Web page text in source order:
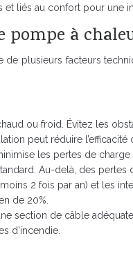
liés au confort pour une
pompe à
de plusieurs facteurs
ou froid. Évitez les
peut réduire l’efficacité
les pertes de
Au-delà, des
2 fois par an) et les
de 20%.
section de câble
d’incendie.